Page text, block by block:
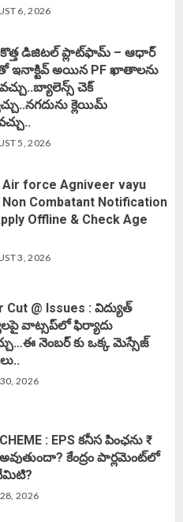
6, 2026
కొత్త డిజిటల్ ప్లాట్‌ఫామ్‌ – ఆధార్
ఇనాక్టివ్ అయిన PF ఖాతాలను
చెక్
క్లెయిమ్
5, 2026
Air force Agniveer vayu
Non Combatant Notification
Offline & Check Age
3, 2026
Cut @ Issues : విద్యుత్
వాట్సప్‌లో ఫిర్యాదు
నెంబర్ కు ఒక్క మెస్సేజ్
30, 2026
: EPS కనీస పింఛను ₹
కేంద్రం పార్లమెంట్‌లో
28, 2026